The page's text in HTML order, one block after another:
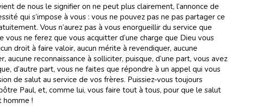
de nous le signifier on ne peut plus clairement, l’annonce de
qui s’impose à vous : vous ne pouvez pas ne pas partager ce
Vous n’aurez pas à vous enorgueillir du service que
vous ne ferez que vous acquitter d’une charge que Dieu vous
droit à faire valoir, aucun mérite à revendiquer, aucune
aucune reconnaissance à solliciter, puisque, d’une part, vous avez
d’autre part, vous ne faites que répondre à un appel qui vous
de salut au service de vos frères. Puissiez-vous toujours
Paul, et, comme lui, vous faire tout à tous, pour que le salut
!